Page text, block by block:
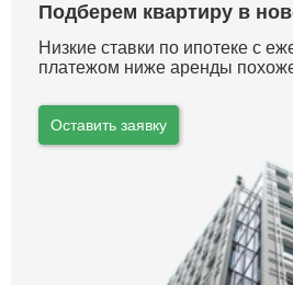
Подберем квартиру в
Низкие ставки по ипотеке с
платежом ниже аренды
Оставить заявку